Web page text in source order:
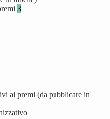
3
ai premi (da pubblicare in